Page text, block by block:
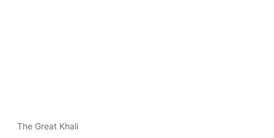
The Great Khali